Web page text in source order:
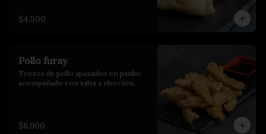
$4.500
Pollo furay
Trozos de pollo apanados en panko
acompañado con salsa a elección.
$8.900